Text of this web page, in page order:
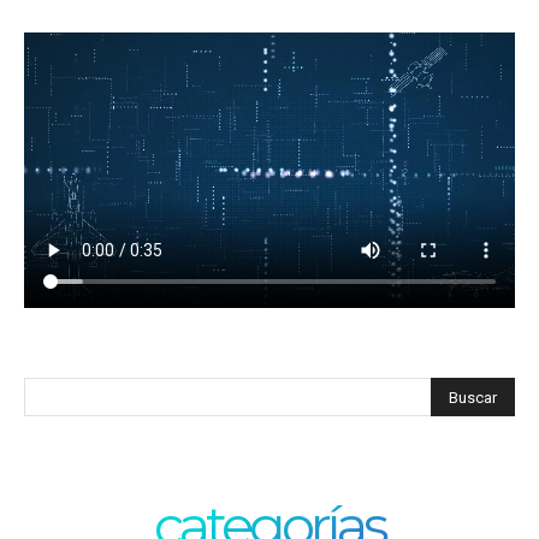
categorías